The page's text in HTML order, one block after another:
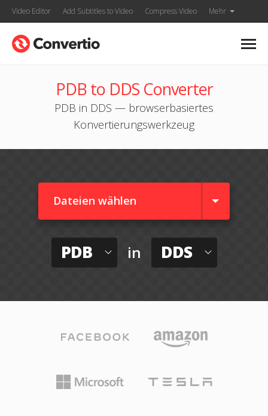
Video Editor Add Subtitles to Video Compress Video Mehr
PDB to DDS Converter
PDB in DDS — browserbasiertes
Konvertierungswerkzeug
Dateien wählen
PDB in DDS